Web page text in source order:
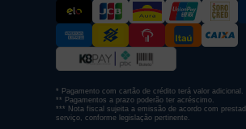
* Pagamento com cartão de crédito terá valor adicional.
** Pagamentos a prazo poderão ter acréscimo.
*** Nota fiscal sujeita a emissão de acordo com
serviço, conforme legislação pertinente.